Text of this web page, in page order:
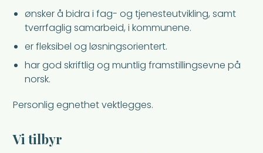
ønsker å bidra i fag- og tjenesteutvikling, samt
tverrfaglig samarbeid, i kommunene.
er fleksibel og løsningsorientert.
har god skriftlig og muntlig framstillingsevne på
norsk.
Personlig egnethet vektlegges.
Vi tilbyr